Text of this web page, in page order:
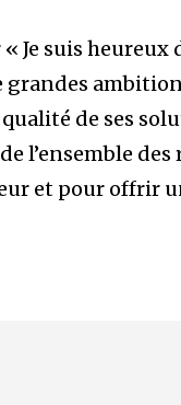
Je suis heureux
de ses
l’ensemble des
et pour offrir